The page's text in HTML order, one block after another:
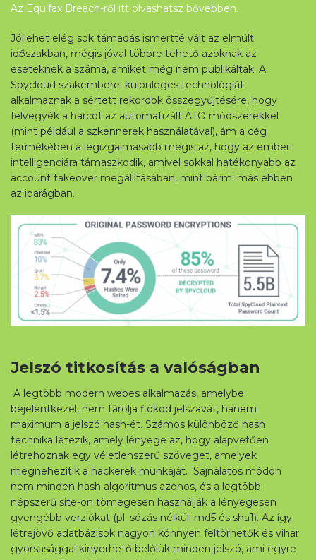
Az Equifax Breach-ről itt olvashatsz bővebben.
Jóllehet elég sok támadás ismertté vált az elmúlt
időszakban, mégis jóval többre tehető azoknak az
eseteknek a száma, amiket még nem publikáltak. A
Spycloud szakemberei különleges technológiát
alkalmaznak a sértett rekordok összegyűjtésére, hogy
felvegyék a harcot az automatizált ATO módszerekkel
(mint például a szkennerek használatával), ám a cég
termékében a legizgalmasabb mégis az, hogy az emberi
intelligenciára támaszkodik, amivel sokkal hatékonyabb az
account takeover megállításában, mint bármi más ebben
az iparágban.
Jelszó titkosítás a valóságban
A legtöbb modern webes alkalmazás, amelybe
bejelentkezel, nem tárolja fiókod jelszavát, hanem
maximum a jelszó hash-ét. Számos különböző hash
technika létezik, amely lényege az, hogy alapvetően
létrehoznak egy véletlenszerű szöveget, amelyek
megnehezítik a hackerek munkáját. Sajnálatos módon
nem minden hash algoritmus azonos, és a legtöbb
népszerű site-on tömegesen használják a lényegesen
gyengébb verziókat (pl. sózás nélküli md5 és sha1). Az így
létrejövő adatbázisok nagyon könnyen feltörhetők és vihar
gyorsasággal kinyerhető belőlük minden jelszó, ami egyre